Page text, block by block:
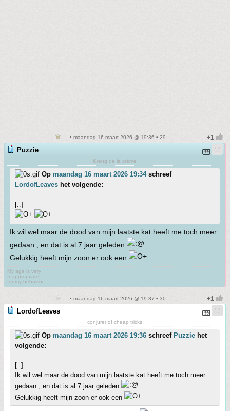
• maandag 16 maart 2026 @ 19:36 • 29
Puzzie
Kreng de la crème
Op maandag 16 maart 2026 19:34schreef
LordofLeaves het volgende:
[..]
Ik wil wel maar de dood van mijn laatste kat heeft me toch meer
gedaan , en dat is al 7 jaar geleden
Gelukkig heeft mijn zoon er ook een
My age is very
Inappropriate
for my behavior
• maandag 16 maart 2026 @ 19:37 • 30
LordofLeaves
conjurer of cheap tricks
Op maandag 16 maart 2026 19:36 schreef Puzzie het
volgende:
[..]
Ik wil wel maar de dood van mijn laatste kat heeft me toch meer
gedaan , en dat is al 7 jaar geleden
Gelukkig heeft mijn zoon er ook een